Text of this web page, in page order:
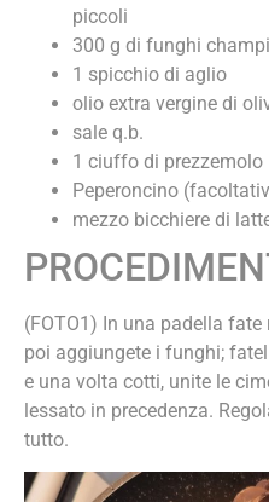
piccoli
300 g di funghi
1 spicchio di aglio
olio extra vergine di
sale q.b.
1 ciuffo di prezzemolo
Peperoncino
mezzo bicchiere di
(FOTO1) In una padella
poi aggiungete i funghi;
e una volta cotti, unite le
lessato in precedenza.
tutto.